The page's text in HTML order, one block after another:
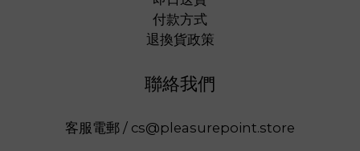
付款方式
退換貨政策
聯絡我們
客服電郵 / cs@pleasurepoint.store